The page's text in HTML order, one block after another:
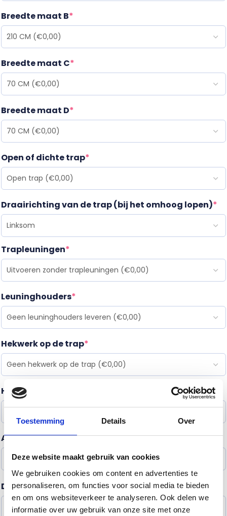
Toestemming Details Over
Deze website maakt gebruik van cookies
We gebruiken cookies om content en advertenties te
personaliseren, om functies voor social media te bieden
en om ons websiteverkeer te analyseren. Ook delen we
informatie over uw gebruik van onze site met onze
Breedte maat B*
Breedte maat C*
Breedte maat D*
Open of dichte trap*
Draairichting van de trap (bij het omhoog lopen)*
Trapleuningen*
Leuninghouders*
Hekwerk op de trap*
Hekwerk op de verdiepingsvloer
Antislip infrezen*
Doorlopende spil (circa 1 meter)* ?